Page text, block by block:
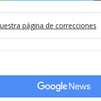
página de correcciones